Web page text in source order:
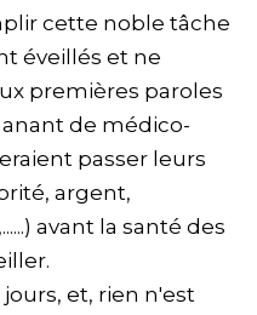
cette noble tâche
éveillés et ne
premières paroles
de médico-
passer leurs
argent,
avant la santé des
et, rien n'est